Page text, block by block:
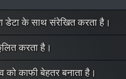
डेटा के साथ संरेखित करता है।
करता है।
काफी बेहतर बनाता है।